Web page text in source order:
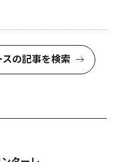
の記事を検索